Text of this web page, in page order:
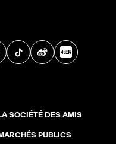
Instagram
X TikTokWeibo
SOCIÉTÉ DES AMIS
PUBLICS